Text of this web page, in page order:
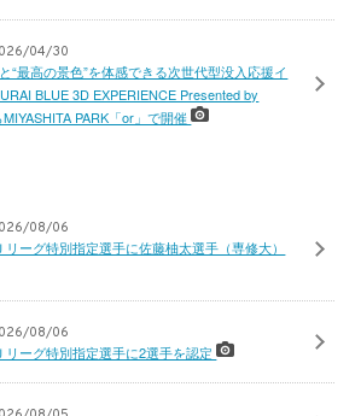
04/30
“最高の景色”を体感できる次世代型没入応援イ
BLUE 3D EXPERIENCE Presented by
PARK「or」で開催
08/06
ーグ特別指定選手に佐藤柚太選手（専修大）
08/06
リーグ特別指定選手に2選手を認定